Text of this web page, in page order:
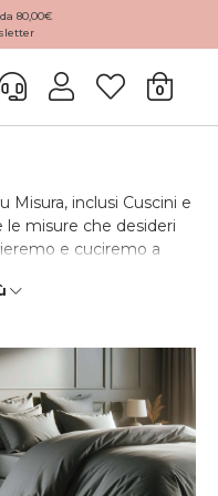
80,00€
0
Misura, inclusi Cuscini e
misure che desideri
e cuciremo a
italiana, con
realizzate
risultato dello scarto
e tutta la
a mano.
significa arredare la